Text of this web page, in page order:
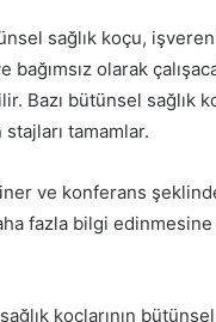
sağlık koçu,
bağımsız olarak
bütünsel sağlık
tamamlar.
ve konferans
fazla bilgi
koçlarının